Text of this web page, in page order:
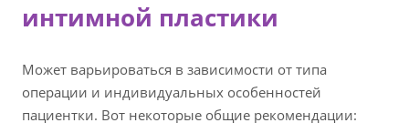
интимной пластики
Может варьироваться в зависимости от типа
операции и индивидуальных особенностей
пациентки. Вот некоторые общие рекомендации: